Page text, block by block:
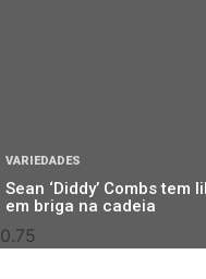
VARIEDADES
Sean ‘Diddy’ Combs
em briga na cadeia